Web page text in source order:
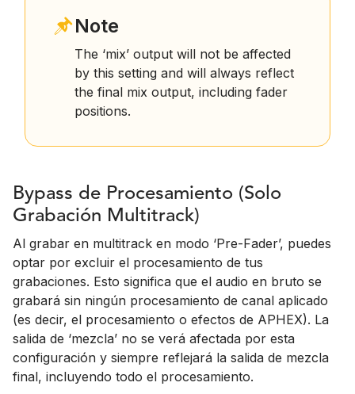
Note
The ‘mix’ output will not be affected
by this setting and will always reflect
the final mix output, including fader
positions.
Bypass de Procesamiento (Solo
Grabación Multitrack)
Al grabar en multitrack en modo ‘Pre-Fader’, puedes
optar por excluir el procesamiento de tus
grabaciones. Esto significa que el audio en bruto se
grabará sin ningún procesamiento de canal aplicado
(es decir, el procesamiento o efectos de APHEX). La
salida de ‘mezcla’ no se verá afectada por esta
configuración y siempre reflejará la salida de mezcla
final, incluyendo todo el procesamiento.